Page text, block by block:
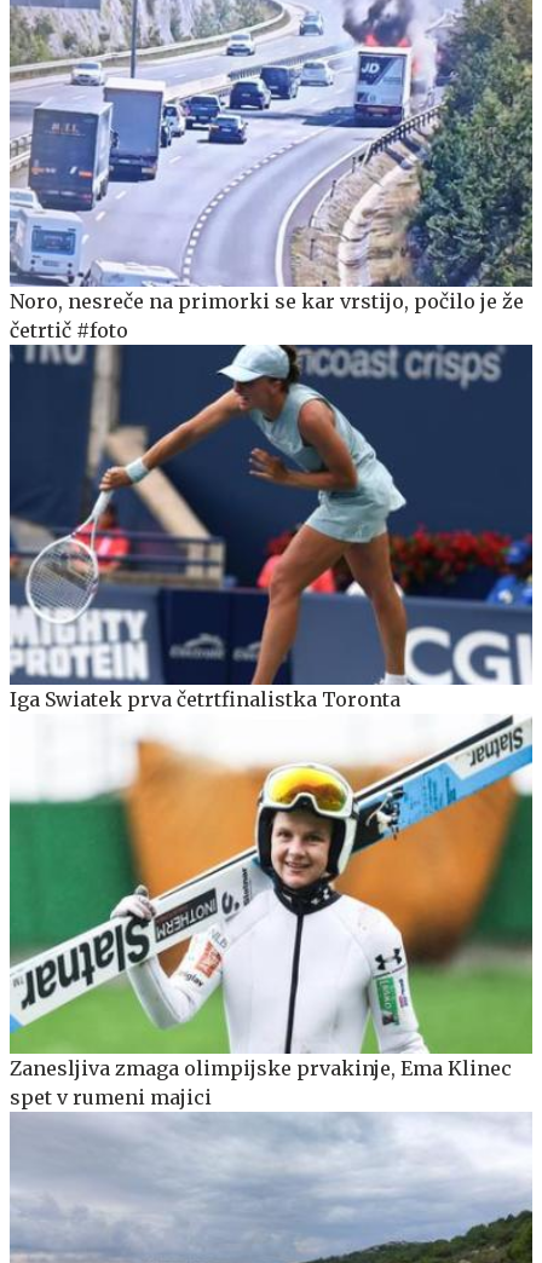
Noro, nesreče na primorki se kar vrstijo, počilo je že
četrtič #foto
Iga Swiatek prva četrtfinalistka Toronta
Zanesljiva zmaga olimpijske prvakinje, Ema Klinec
spet v rumeni majici